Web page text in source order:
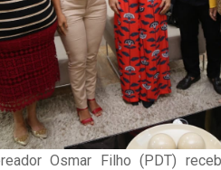
Osmar Filho (PDT)